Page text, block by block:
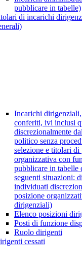
pubblicare in tabelle)
di incarichi
Incarichi
conferiti, ivi inclusi
discrezionalmente
politico senza
selezione e titolari di
organizzativa con
pubblicare in tabelle
seguenti situazioni:
individuati
posizione
dirigenziali)
Elenco posizioni
Posti di funzione
Ruolo dirigenti
cessati